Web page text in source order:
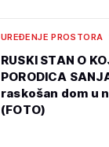
UREĐENJE PROSTORA
RUSKI STAN O
PORODICA
raskošan dom u
(FOTO)